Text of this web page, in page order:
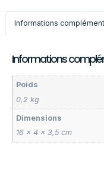
Informations
Informations
Poids
0,2 kg
Dimensions
16 × 4 × 3,5 cm